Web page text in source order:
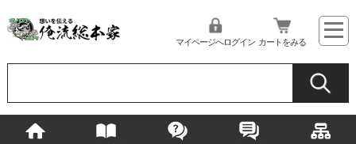
マイページへログイン カートをみる